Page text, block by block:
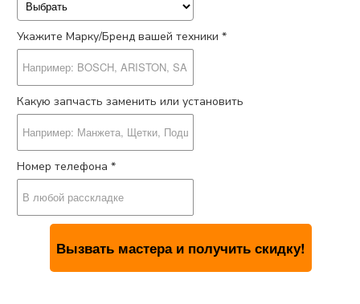
Укажите Марку/Бренд вашей техники *
Какую запчасть заменить или установить
Номер телефона *